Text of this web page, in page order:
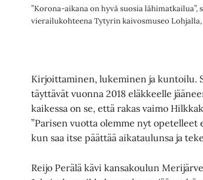
”Korona-aikana on hyvä suosia
vierailukohteena Tytyrin kaivosmuseo
Kirjoittaminen, lukeminen ja kuntoilu.
täyttävät vuonna 2018 eläkkeelle
kaikessa on se, että rakas vaimo
”Parisen vuotta olemme nyt opetelleet
kun saa itse päättää aikataulunsa ja
Reijo Perälä kävi kansakoulun